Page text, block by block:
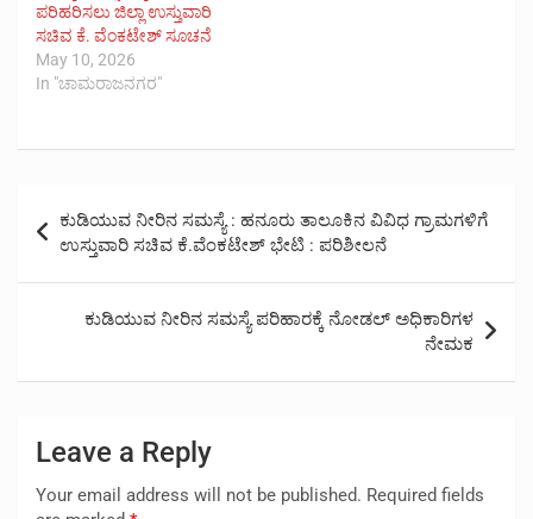
ಪರಿಹರಿಸಲು ಜಿಲ್ಲಾ ಉಸ್ತುವಾರಿ
ಸಚಿವ ಕೆ. ವೆಂಕಟೇಶ್ ಸೂಚನೆ
May 10, 2026
In "ಚಾಮರಾಜನಗರ"
navigation
ಕುಡಿಯುವ ನೀರಿನ ಸಮಸ್ಯೆ : ಹನೂರು ತಾಲೂಕಿನ ವಿವಿಧ ಗ್ರಾಮಗಳಿಗೆ
ಉಸ್ತುವಾರಿ ಸಚಿವ ಕೆ.ವೆಂಕಟೇಶ್ ಭೇಟಿ : ಪರಿಶೀಲನೆ
ಕುಡಿಯುವ ನೀರಿನ ಸಮಸ್ಯೆ ಪರಿಹಾರಕ್ಕೆ ನೋಡಲ್ ಅಧಿಕಾರಿಗಳ
ನೇಮಕ
Leave a Reply
Your email address will not be published. Required fields